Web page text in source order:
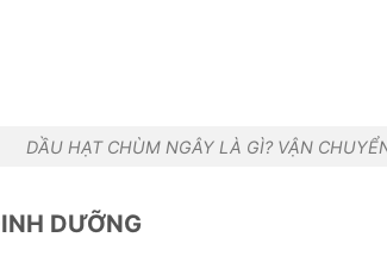
DẦU HẠT CHÙM NGÂY LÀ GÌ? VẬN
DƯỠNG